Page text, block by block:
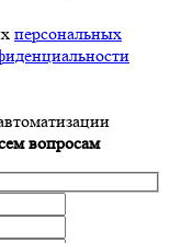
персональных
вопросам